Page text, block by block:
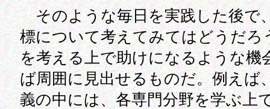
そのような毎日を実践した後で
標について考えてみてはどうだろ
を考える上で助けになるような機
ば周囲に見出せるものだ。例えば
義の中には、各専門分野を学ぶ上